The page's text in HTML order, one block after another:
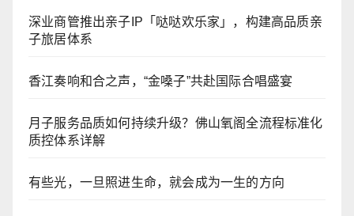
深业商管推出亲子IP「哒哒欢乐家」，构建高品质亲
子旅居体系
香江奏响和合之声，“金嗓子”共赴国际合唱盛宴
月子服务品质如何持续升级？佛山氧阁全流程标准化
质控体系详解
有些光，一旦照进生命，就会成为一生的方向